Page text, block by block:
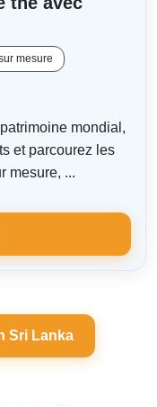
mesure
mondial,
et parcourez les
mesure, ...
Sri Lanka